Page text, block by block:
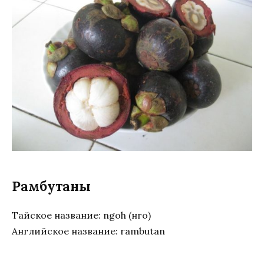
Рамбутаны
Тайское название: ngoh (нго)
Английское название: rambutan